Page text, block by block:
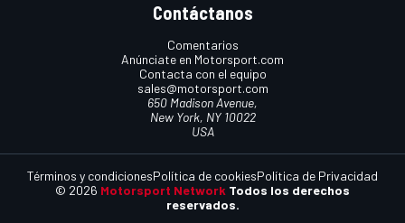
Contáctanos
Comentarios
Anúnciate en Motorsport.com
Contacta con el equipo
sales@motorsport.com
650 Madison Avenue,
New York, NY 10022
USA
© 2026 Motorsport Network Todos los derechos
reservados.
Términos y condicionesPolítica de cookiesPolítica de Privacidad